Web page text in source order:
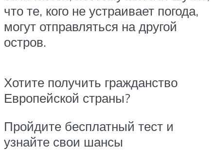
что те, кого не устраивает погода,
могут отправляться на другой
остров.
Хотите получить гражданство
Европейской страны?
Пройдите бесплатный тест и
узнайте свои шансы